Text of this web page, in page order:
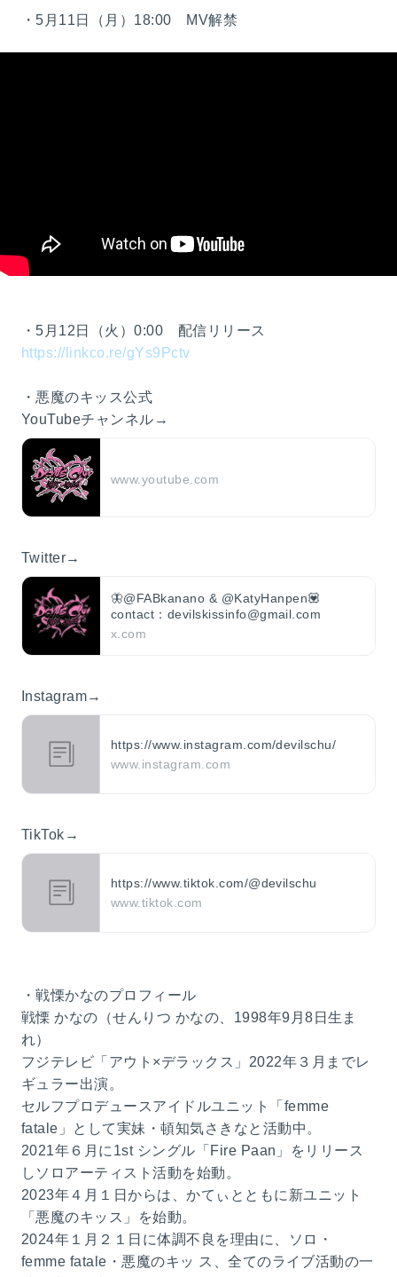
・5月11日（月）18:00 MV解禁
・5月12日（火）0:00 配信リリース
https://linkco.re/gYs9Pctv
・悪魔のキッス公式
YouTubeチャンネル→
www.youtube.com
Twitter→
🦋@FABkanano & @KatyHanpen💟
contact：devilskissinfo@gmail.com
x.com
Instagram→
https://www.instagram.com/devilschu/
www.instagram.com
TikTok→
https://www.tiktok.com/@devilschu
www.tiktok.com
・戦慄かなのプロフィール
戦慄 かなの（せんりつ かなの、1998年9月8日生ま
れ）
フジテレビ「アウト×デラックス」2022年３月までレ
ギュラー出演。
セルフプロデュースアイドルユニット「femme
fatale」として実妹・頓知気さきなと活動中。
2021年６月に1st シングル「Fire Paan」をリリース
しソロアーティスト活動を始動。
2023年４月１日からは、かてぃとともに新ユニット
「悪魔のキッス」を始動。
2024年１月２１日に体調不良を理由に、ソロ・
femme fatale・悪魔のキッ ス、全てのライブ活動の一